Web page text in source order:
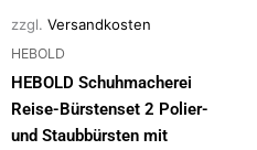
zzgl. Versandkosten
HEBOLD
HEBOLD Schuhmacherei
Reise-Bürstenset 2 Polier-
und Staubbürsten mit
können
auf
der
Produktseite
gewählt